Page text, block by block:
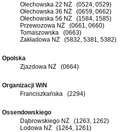
Olechowska 22 NŻ (0524, 0529)
Olechowska 36 NŻ (0659, 0662)
Olechowska 56 NŻ (1584, 1585)
Przewozowa NŻ (0661, 0660)
Tomaszowska (0663)
Zakładowa NŻ (5832, 5381, 5382)
Opolska
Zjazdowa NŻ (0664)
Organizacji WiN
Franciszkańska (2294)
Ossendowskiego
Dąbrowskiego NŻ (1263, 1262)
Lodowa NŻ (1264, 1261)